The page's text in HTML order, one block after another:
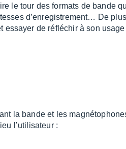
le tour des formats de bande
d’en­re­gis­tre­ment… De
essayer de réflé­chir à son
la bande et les
l’uti­li­sa­teur :